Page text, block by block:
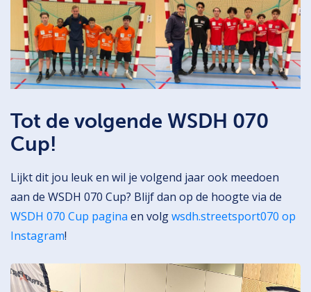
Tot de volgende WSDH 070
Cup!
Lijkt dit jou leuk en wil je volgend jaar ook meedoen
aan de WSDH 070 Cup? Blijf dan op de hoogte via de
WSDH 070 Cup pagina en volgwsdh.streetsport070 op
Instagram!